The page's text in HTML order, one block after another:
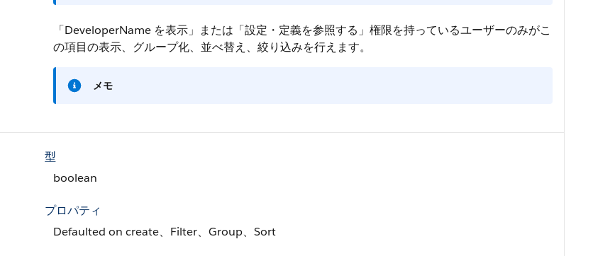
「DeveloperName を表示」または「設定・定義を参照する」権限を持っているユーザーのみがこ
の項目の表示、グループ化、並べ替え、絞り込みを行えます。
メモ
型
boolean
プロパティ
Defaulted on create、Filter、Group、Sort